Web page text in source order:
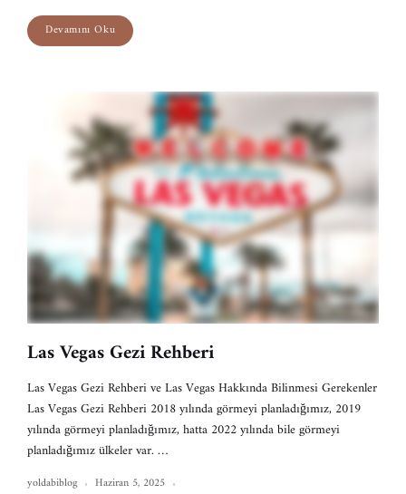
Devamını Oku
Las Vegas Gezi Rehberi
Las Vegas Gezi Rehberi ve Las Vegas Hakkında Bilinmesi Gerekenler
Las Vegas Gezi Rehberi 2018 yılında görmeyi planladığımız, 2019
yılında görmeyi planladığımız, hatta 2022 yılında bile görmeyi
planladığımız ülkeler var. …
yoldabiblog
Haziran 5, 2025